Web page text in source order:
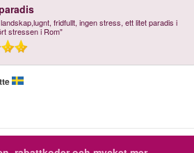
fridfullt, ingen stress, ett litet paradis i
stressen i Rom"